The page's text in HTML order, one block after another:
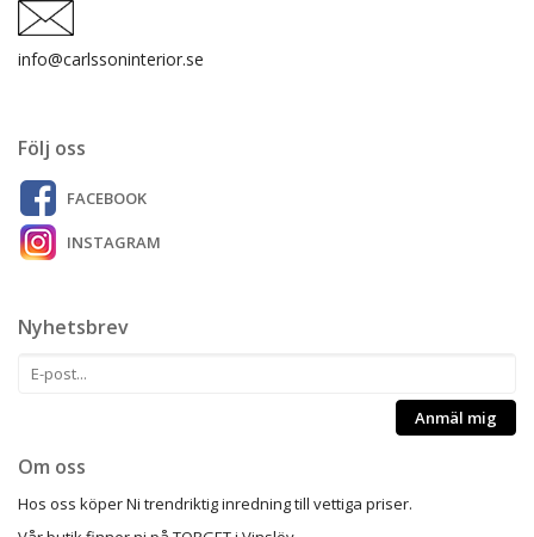
info@carlssoninterior.se
Följ oss
FACEBOOK
INSTAGRAM
Nyhetsbrev
Anmäl mig
Om oss
Hos oss köper Ni trendriktig inredning till vettiga priser.